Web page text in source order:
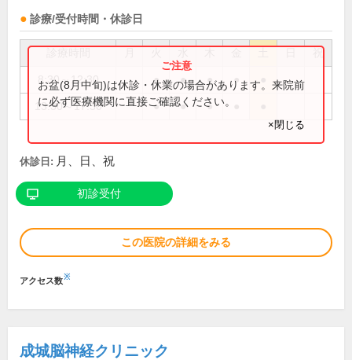
診療/受付時間・休診日
祝
8:30～12:30 ● ● ● ●
13:30～17:30 ● ● ●
お盆(8月中旬)は休診・休業の場合があります。来院前
に必ず医療機関に直接ご確認ください。
×閉じる
休診日: 月、日、祝
初診受付
この医院の詳細をみる
アクセス数※
成城脳神経クリニック